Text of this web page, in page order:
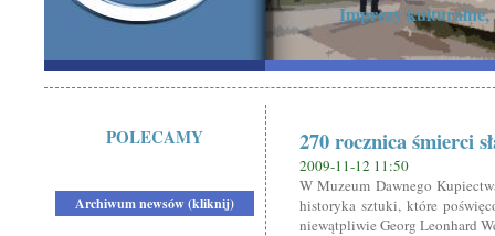
Imprezy kulturalne,
POLECAMY
Archiwum newsów (kliknij)
270 rocznica śmierci
2009-11-12 11:50
W Muzeum Dawnego
historyka sztuki, które
niewątpliwie Georg Leonhard